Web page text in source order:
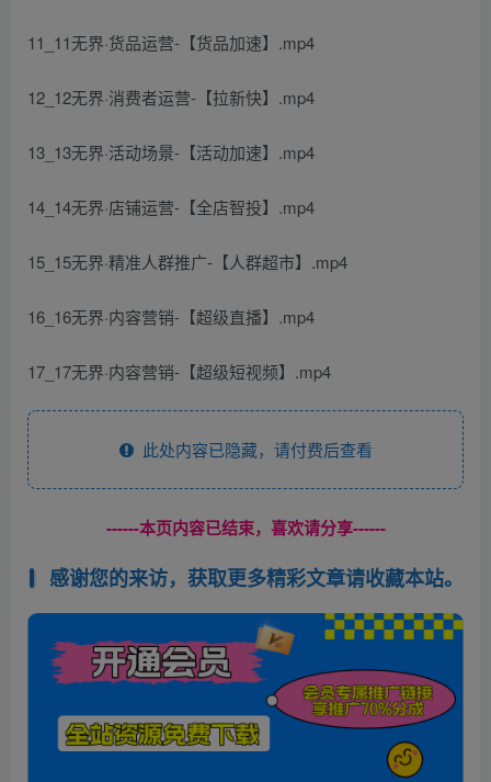
11_11无界·货品运营-【货品加速】.mp4
12_12无界·消费者运营-【拉新快】.mp4
13_13无界·活动场景-【活动加速】.mp4
14_14无界·店铺运营-【全店智投】.mp4
15_15无界·精准人群推广-【人群超市】.mp4
16_16无界·内容营销-【超级直播】.mp4
17_17无界·内容营销-【超级短视频】.mp4
此处内容已隐藏，请付费后查看
------本页内容已结束，喜欢请分享------
感谢您的来访，获取更多精彩文章请收藏本站。